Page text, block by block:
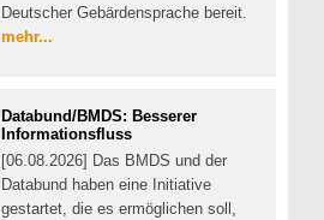
Deutscher Gebärdensprache bereit.
mehr...
Databund/BMDS: Besserer
Informationsfluss
[06.08.2026] Das BMDS und der
Databund haben eine Initiative
gestartet, die es ermöglichen soll,